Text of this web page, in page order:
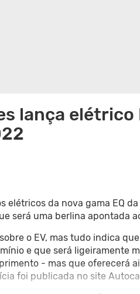
lança elétrico
elétricos da nova gama EQ
será uma berlina apontada
o EV, mas tudo indica
e que será ligeiramente
- mas que oferecerá
foi publicada no site